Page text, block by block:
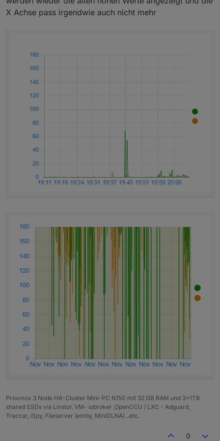
X Achse pass irgendwie auch nicht mehr
Proxmox 3 Node HA-Cluster Mini-PC N150 mit 32 GB RAM und 3x1TB
shared SSDs via Linstor. VM- iobroker ,OpenCCU / LXC - Adguard,
Traccar, iSpy, Fileserver (emby, MiniDLNA)...etc.
0